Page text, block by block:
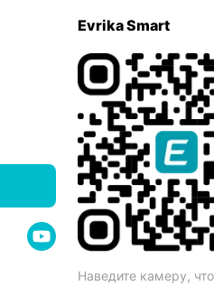
Evrika Smart
Наведите камеру,